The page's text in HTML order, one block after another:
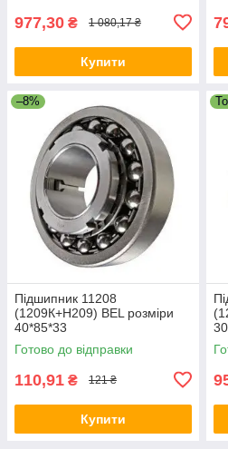
977,30 ₴ 1 080,17 ₴
Купити
–8%
Підшипник 11208
(1209К+Н209) BEL розміри
40*85*33
Готово до відправки
110,91 ₴ 121 ₴
Купити